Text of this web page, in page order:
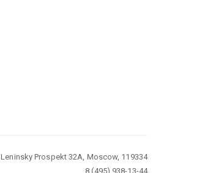
Leninsky Prospekt 32A, Moscow, 119334
8 (495) 938-13-44